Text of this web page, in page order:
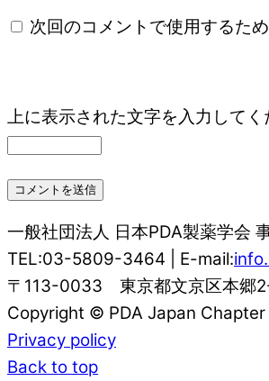
次回のコメントで使用するた
上に表示された文字を入力してく
一般社団法人 日本PDA製薬学会
TEL:03-5809-3464 | E-mail:
〒113-0033 東京都文京区本郷
Copyright © PDA Japan Chapter
Privacy policy
Back to top